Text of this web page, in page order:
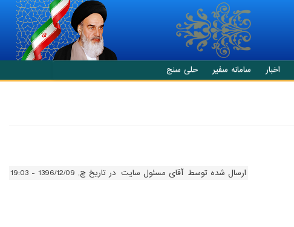
اخبار سامانه سفیر حلی سنج
ارسال شده توسط آقای مسئول سایت در تاریخ چ, 1396/12/09 - 19:03